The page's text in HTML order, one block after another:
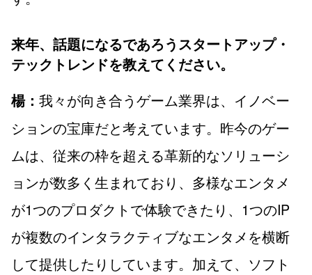
来年、話題になるであろうスタートアップ・
テックトレンドを教えてください。
楊： 我々が向き合うゲーム業界は、イノベー
ションの宝庫だと考えています。昨今のゲー
ムは、従来の枠を超える革新的なソリューシ
ョンが数多く生まれており、多様なエンタメ
が1つのプロダクトで体験できたり、1つのIP
が複数のインタラクティブなエンタメを横断
して提供したりしています。加えて、ソフト